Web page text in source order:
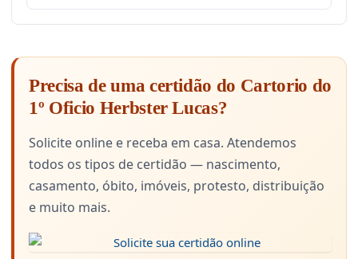
Precisa de uma certidão do Cartorio do
1º Oficio Herbster Lucas?
Solicite online e receba em casa. Atendemos
todos os tipos de certidão — nascimento,
casamento, óbito, imóveis, protesto, distribuição
e muito mais.